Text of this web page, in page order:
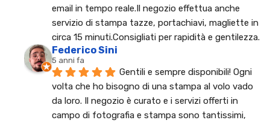
email in tempo reale.Il negozio effettua anche
servizio di stampa tazze, portachiavi, magliette in
circa 15 minuti.Consigliati per rapidità e gentilezza.
Federico Sini
5 anni fa
Gentili e sempre disponibili! Ogni
volta che ho bisogno di una stampa al volo vado
da loro. Il negozio è curato e i servizi offerti in
campo di fotografia e stampa sono tantissimi,